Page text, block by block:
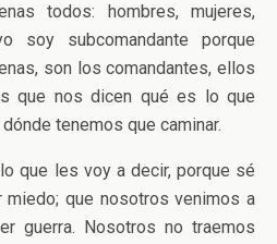
todos: hombres, mujeres,
soy subcomandante porque
son los comandantes, ellos
que nos dicen qué es lo que
tenemos que caminar.
que les voy a decir, porque sé
que nosotros venimos a
guerra. Nosotros no traemos